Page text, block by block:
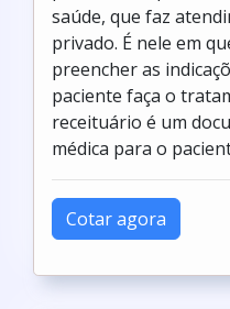
saúde, que faz
privado. É nele em
preencher as
paciente faça o
receituário é um
médica para o
Cotar agora